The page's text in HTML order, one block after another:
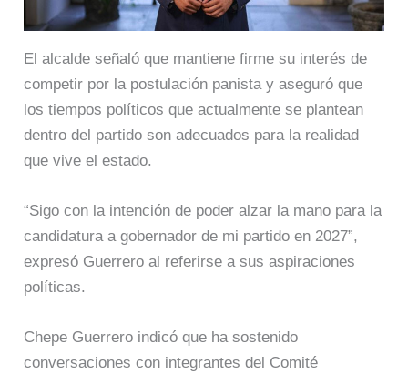
El alcalde señaló que mantiene firme su interés de
competir por la postulación panista y aseguró que
los tiempos políticos que actualmente se plantean
dentro del partido son adecuados para la realidad
que vive el estado.
“Sigo con la intención de poder alzar la mano para la
candidatura a gobernador de mi partido en 2027”,
expresó Guerrero al referirse a sus aspiraciones
políticas.
Chepe Guerrero indicó que ha sostenido
conversaciones con integrantes del Comité